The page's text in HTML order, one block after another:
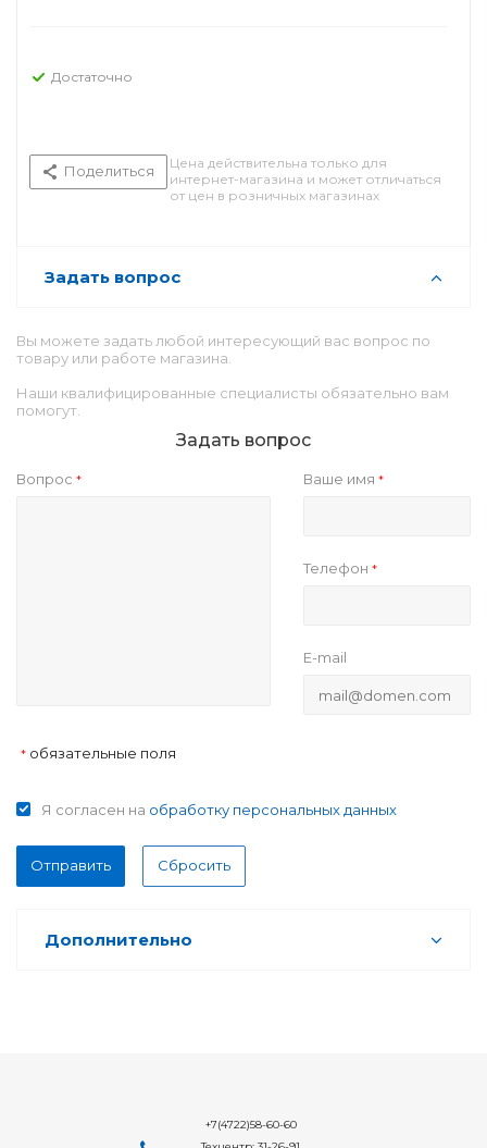
Достаточно
Поделиться
Цена действительна только для
интернет-магазина и может отличаться
от цен в розничных магазинах
Задать вопрос
Вы можете задать любой интересующий вас вопрос по
товару или работе магазина.
Наши квалифицированные специалисты обязательно вам
помогут.
Задать вопрос
Вопрос * Ваше имя*
Телефон*
E-mail
* обязательные поля
Я согласен на обработку персональных данных
Отправить Сбросить
Дополнительно
+7(4722)58-60-60